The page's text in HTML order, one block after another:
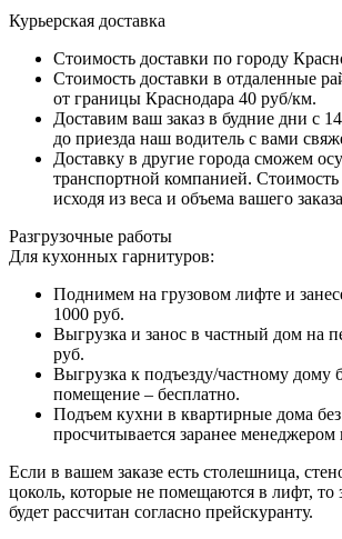
Курьерская доставка
Стоимость доставки по городу
Стоимость доставки в отдаленные
от границы Краснодара 40 руб/км.
Доставим ваш заказ в будние дни с
до приезда наш водитель с вами
Доставку в другие города сможем
транспортной компанией. Стоимость
исходя из веса и объема вашего
Разгрузочные работы
Для кухонных гарнитуров:
Поднимем на грузовом лифте и
1000 руб.
Выгрузка и занос в частный дом на
руб.
Выгрузка к подъезду/частному дому
помещение – бесплатно.
Подъем кухни в квартирные дома
просчитывается заранее менеджером
Если в вашем заказе есть столешница,
цоколь, которые не помещаются в лифт, то
будет рассчитан согласно прейскуранту.